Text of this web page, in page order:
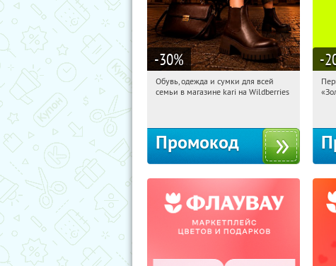
-30%
08:57:37 Получили:
Обувь, одежда и сумки для всей
семьи в магазине kari на Wildberries
Промокод
-